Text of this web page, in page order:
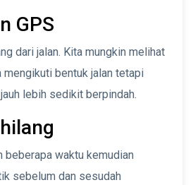
GPS
dari jalan. Kita mungkin melihat
mengikuti bentuk jalan tetapi
lebih sedikit berpindah.
beberapa waktu kemudian
sebelum dan sesudah